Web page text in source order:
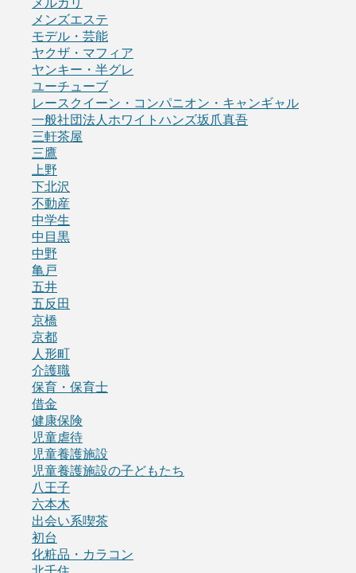
メルカリ
メンズエステ
モデル・芸能
ヤクザ・マフィア
ヤンキー・半グレ
ユーチューブ
レースクイーン・コンパニオン・キャンギャル
一般社団法人ホワイトハンズ坂爪真吾
三軒茶屋
三鷹
上野
下北沢
不動産
中学生
中目黒
中野
亀戸
五井
五反田
京橋
京都
人形町
介護職
保育・保育士
借金
健康保険
児童虐待
児童養護施設
児童養護施設の子どもたち
八王子
六本木
出会い系喫茶
初台
化粧品・カラコン